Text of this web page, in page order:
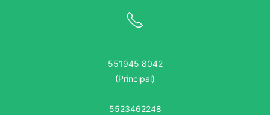
551945 8042
(Principal)
5523462248